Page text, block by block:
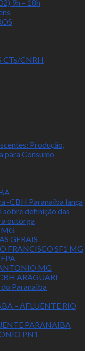
9h – 18h
CTs/CNRH
Produção,
para Consumo
-CBH Paranaíba lança
sobre definição das
outorga
MG
GERAIS
FRANCISCO SF1 MG
MG
ARAGUARI
Paranaiba
– AFLUENTE RIO
PARANAIBA
PN1